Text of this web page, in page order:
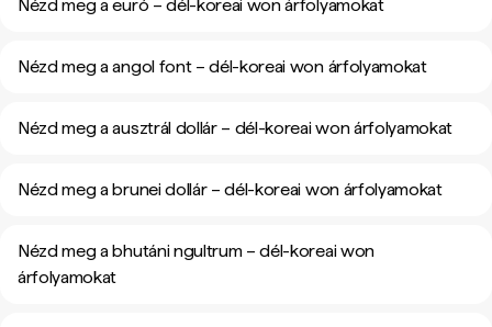
Nézd meg a euró – dél-koreai won árfolyamokat
Nézd meg a angol font – dél-koreai won árfolyamokat
Nézd meg a ausztrál dollár – dél-koreai won árfolyamokat
Nézd meg a brunei dollár – dél-koreai won árfolyamokat
Nézd meg a bhutáni ngultrum – dél-koreai won
árfolyamokat